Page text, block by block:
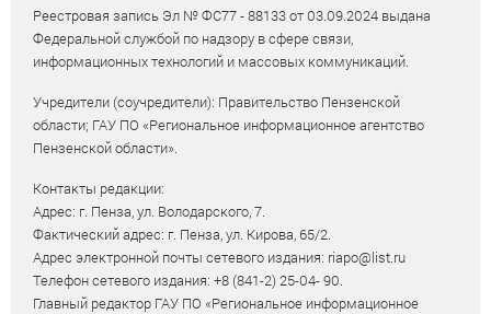
Реестровая запись Эл № ФС77 - 88133 от 03.09.2024 выдана
Федеральной службой по надзору в сфере связи,
информационных технологий и массовых коммуникаций.
Учредители (соучредители): Правительство Пензенской
области; ГАУ ПО «Региональное информационное агентство
Пензенской области».
Контакты редакции:
Адрес: г. Пенза, ул. Володарского, 7.
Фактический адрес: г. Пенза, ул. Кирова, 65/2.
Адрес электронной почты сетевого издания: riapo@list.ru
Телефон сетевого издания: +8 (841-2) 25-04- 90.
Главный редактор ГАУ ПО «Региональное информационное